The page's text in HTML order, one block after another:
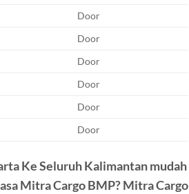
Door
Door
Door
Door
Door
Door
Ke Seluruh Kalimantan mudah
Mitra Cargo BMP? Mitra Cargo